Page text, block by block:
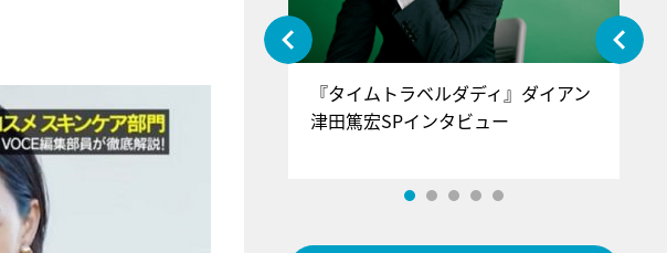
イ＝ラブ！げーみんぐ』＝LOV
藤樹愛羅＆佐々木舞香SPインタ
ー
『タイムトラベルダディ』ダイアン
津田篤宏SPインタビュー